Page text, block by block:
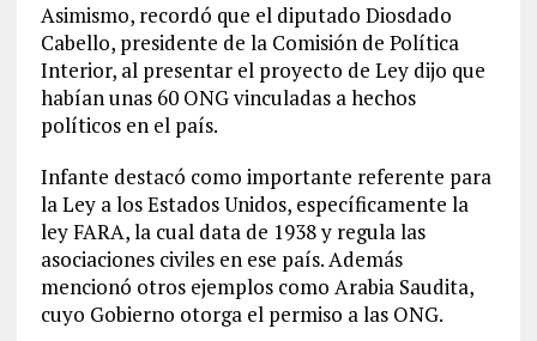
Asimismo, recordó que el diputado Diosdado
Cabello, presidente de la Comisión de Política
Interior, al presentar el proyecto de Ley dijo que
habían unas 60 ONG vinculadas a hechos
políticos en el país.
Infante destacó como importante referente para
la Ley a los Estados Unidos, específicamente la
ley FARA, la cual data de 1938 y regula las
asociaciones civiles en ese país. Además
mencionó otros ejemplos como Arabia Saudita,
cuyo Gobierno otorga el permiso a las ONG.